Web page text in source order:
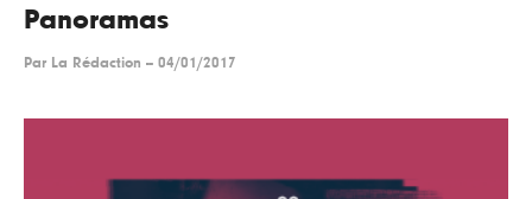
Panoramas
Par La Rédaction -- 04/01/2017